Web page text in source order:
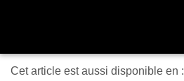
Cet article est aussi disponible en :